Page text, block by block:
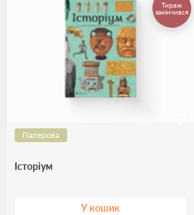
Тираж
закінчився
Паперова
Історіум
У кошик